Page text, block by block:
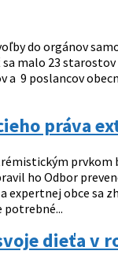
do orgánov
malo 23
a 9 poslancov
práva
ho Odbor
expertnej obce sa
dieťa v